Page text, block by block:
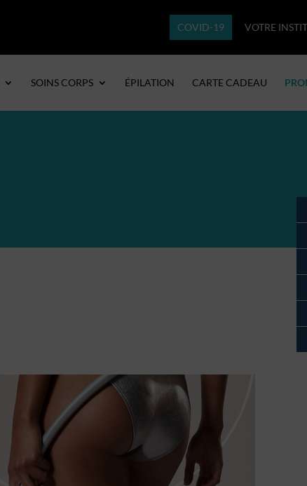
COVID-19 VOTRE
SOINS CORPS ÉPILATION CARTE CADEAU